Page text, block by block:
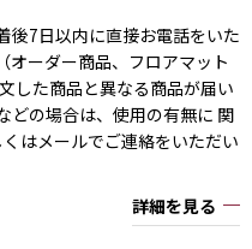
後7日以内に直接お電話をいた
オーダー商品、フロアマット
した商品と異なる商品が届い
どの場合は、使用の有無に 関
はメールでご連絡をいただい
詳細を見る